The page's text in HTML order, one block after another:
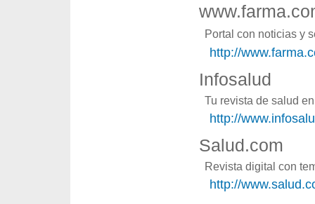
Portal con noticias y
http://
Infosalud
Tu revista de salud
http://
Salud.com
Revista digital con
http://